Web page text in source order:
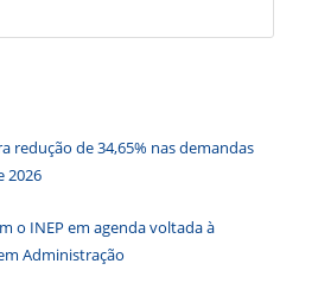
a
redução de 34,65% nas demandas
2026
o INEP em agenda voltada à
Administração